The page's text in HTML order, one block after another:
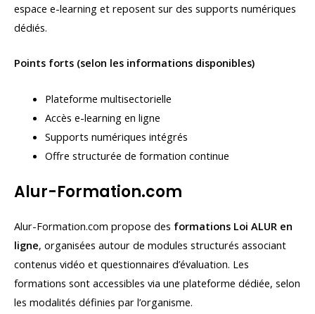
espace e-learning et reposent sur des supports numériques
dédiés.
Points forts (selon les informations disponibles)
Plateforme multisectorielle
Accès e-learning en ligne
Supports numériques intégrés
Offre structurée de formation continue
Alur-Formation.com
Alur-Formation.com propose des formations Loi ALUR en
ligne, organisées autour de modules structurés associant
contenus vidéo et questionnaires d’évaluation. Les
formations sont accessibles via une plateforme dédiée, selon
les modalités définies par l’organisme.